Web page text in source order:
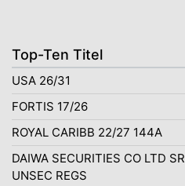
Top-Ten Titel
USA 26/31
FORTIS 17/26
ROYAL CARIBB 22/27 144A
DAIWA SECURITIES CO LTD SR
UNSEC REGS